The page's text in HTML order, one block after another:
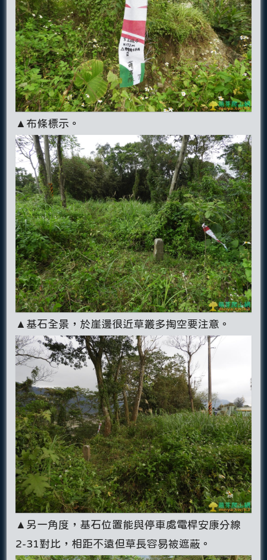
▲布條標示。
▲基石全景，於崖邊很近草叢多掏空要注意。
▲另一角度，基石位置能與停車處電桿安康分線
2-31對比，相距不遠但草長容易被遮蔽。